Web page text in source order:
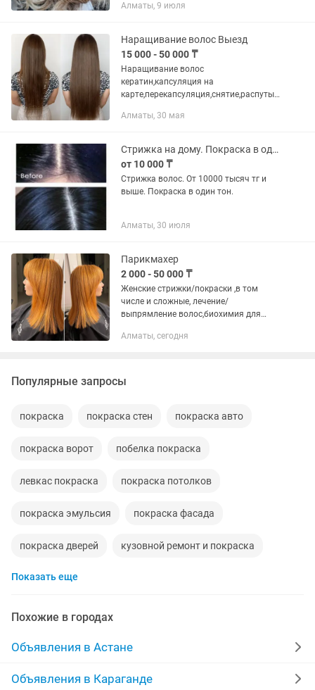
Алматы, 9 июля
Наращивание волос Выезд
15 000 - 50 000 ₸
Наращивание волос
кератин,капсуляция на
карте,перекапсуляция,снятие,распутыв
волос,возможна укладка Выезд на дом
Алматы, 30 мая
Стрижка на дому. Покраска в один тон.
от 10 000 ₸
Стрижка волос. От 10000 тысяч тг и
выше. Покраска в один тон.
Алматы, 30 июля
Парикмахер
2 000 - 50 000 ₸
Женские стрижки/покраски ,в том
числе и сложные, лечение/
выпрямление волос,биохимия для
Алматы, сегодня
Популярные запросы
покраска покраска стен покраска авто
покраска ворот побелка покраска
левкас покраска покраска потолков
покраска эмульсия покраска фасада
покраска дверей кузовной ремонт и покраска
реставрация покраска
покраска мдф покраска дисков
качественная покраска
Показать еще
Похожие в городах
Объявления в Астане
Объявления в Караганде